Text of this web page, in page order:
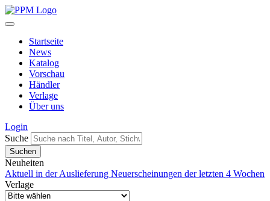
Startseite
News
Katalog
Vorschau
Händler
Verlage
Über uns
Login
Suche
Neuheiten
Aktuell in der Auslieferung Neuerscheinungen der letzten 4 Wochen
Verlage